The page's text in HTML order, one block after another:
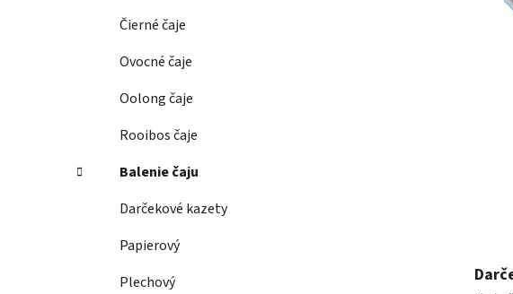
Čierné čaje
Ovocné čaje
Oolong čaje
Rooibos čaje
Balenie čaju
Darčekové kazety
Papierový
Plechový